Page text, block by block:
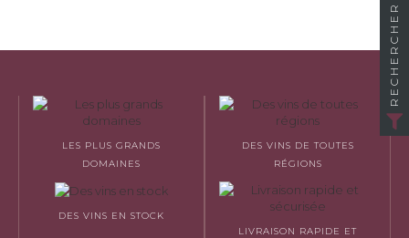
LES PLUS GRANDS
DOMAINES
DES VINS DE TOUTES
RÉGIONS
DES VINS EN STOCK
LIVRAISON RAPIDE ET
RECHERCHER